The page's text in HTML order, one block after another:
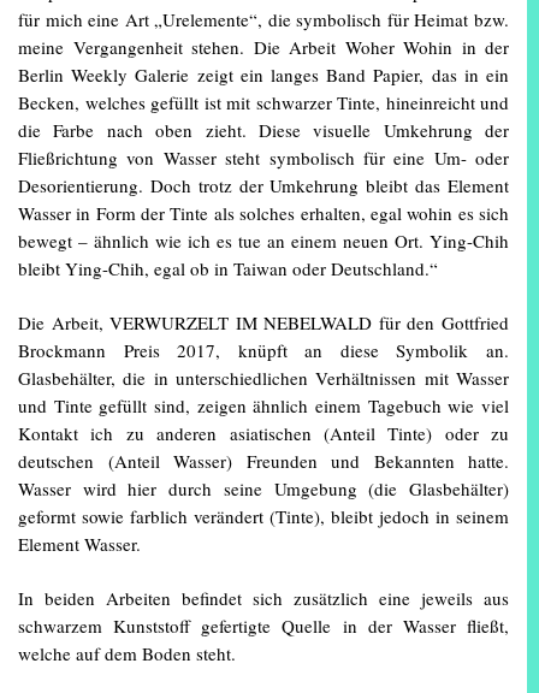
für mich eine Art „Urelemente“, die symbolisch für Heimat bzw.
meine Vergangenheit stehen. Die Arbeit Woher Wohin in der
Berlin Weekly Galerie zeigt ein langes Band Papier, das in ein
Becken, welches gefüllt ist mit schwarzer Tinte, hineinreicht und
die Farbe nach oben zieht. Diese visuelle Umkehrung der
Fließrichtung von Wasser steht symbolisch für eine Um- oder
Desorientierung. Doch trotz der Umkehrung bleibt das Element
Wasser in Form der Tinte als solches erhalten, egal wohin es sich
bewegt – ähnlich wie ich es tue an einem neuen Ort. Ying-Chih
bleibt Ying-Chih, egal ob in Taiwan oder Deutschland.“
Die Arbeit, VERWURZELT IM NEBELWALD für den Gottfried
Brockmann Preis 2017, knüpft an diese Symbolik an.
Glasbehälter, die in unterschiedlichen Verhältnissen mit Wasser
und Tinte gefüllt sind, zeigen ähnlich einem Tagebuch wie viel
Kontakt ich zu anderen asiatischen (Anteil Tinte) oder zu
deutschen (Anteil Wasser) Freunden und Bekannten hatte.
Wasser wird hier durch seine Umgebung (die Glasbehälter)
geformt sowie farblich verändert (Tinte), bleibt jedoch in seinem
Element Wasser.
In beiden Arbeiten befindet sich zusätzlich eine jeweils aus
schwarzem Kunststoff gefertigte Quelle in der Wasser fließt,
welche auf dem Boden steht.